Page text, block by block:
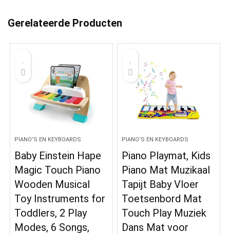
Gerelateerde Producten
PIANO’S EN KEYBOARDS
Baby Einstein Hape
Magic Touch Piano
Wooden Musical
Toy Instruments for
Toddlers, 2 Play
Modes, 6 Songs,
PIANO’S EN KEYBOARDS
Piano Playmat, Kids
Piano Mat Muzikaal
Tapijt Baby Vloer
Toetsenbord Mat
Touch Play Muziek
Dans Mat voor